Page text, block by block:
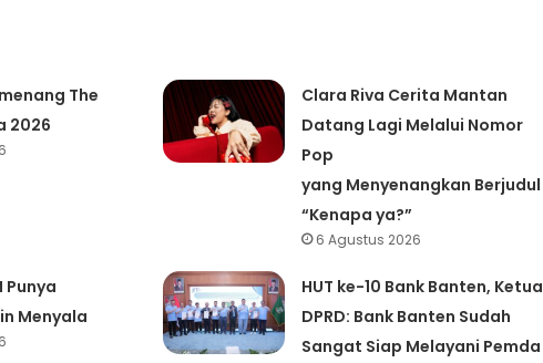
The
2026
Clara Riva Cerita Mantan
Datang Lagi Melalui Nomor
Pop
yang Menyenangkan Berjudul
“Kenapa ya?”
6 Agustus 2026
Punya
Menyala
HUT ke-10 Bank Banten, Ketua
DPRD: Bank Banten Sudah
Sangat Siap Melayani Pemda